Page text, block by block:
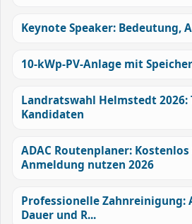
Keynote Speaker: Bedeutung,
10-kWp-PV-Anlage mit
Landratswahl Helmstedt 2026:
Kandidaten
ADAC Routenplaner:
Anmeldung nutzen 2026
Professionelle Zahnreinigung:
Dauer und R...